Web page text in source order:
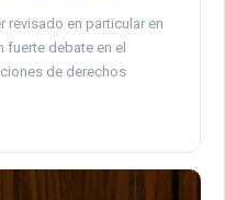
revisado en particular en
fuerte debate en el
de derechos